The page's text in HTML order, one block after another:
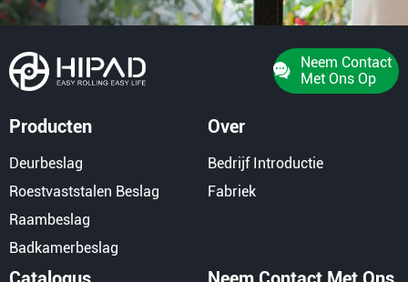
Neem Contact
Met Ons Op
Producten
Deurbeslag
Roestvaststalen Beslag
Raambeslag
Badkamerbeslag
Over
Bedrijf Introductie
Fabriek